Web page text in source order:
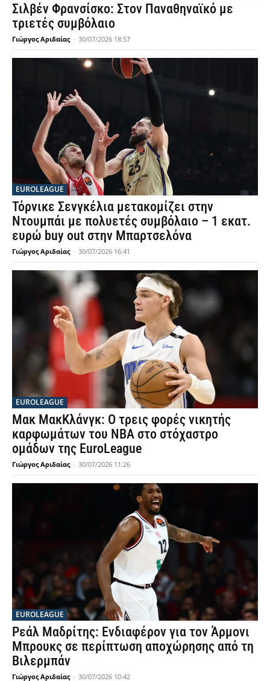
Σιλβέν Φρανσίσκο: Στον Παναθηναϊκό με
τριετές συμβόλαιο
Γιώργος Αριδαίας - 30/07/2026 18:57
EUROLEAGUE
Τόρνικε Σενγκέλια μετακομίζει στην
Ντουμπάι με πολυετές συμβόλαιο – 1 εκατ.
ευρώ buy out στην Μπαρτσελόνα
Γιώργος Αριδαίας - 30/07/2026 16:41
EUROLEAGUE
Μακ ΜακΚλάνγκ: Ο τρεις φορές νικητής
καρφωμάτων του ΝΒΑ στο στόχαστρο
ομάδων της EuroLeague
Γιώργος Αριδαίας - 30/07/2026 11:26
EUROLEAGUE
Ρεάλ Μαδρίτης: Ενδιαφέρον για τον Άρμονι
Μπρουκς σε περίπτωση αποχώρησης από τη
Βιλερμπάν
Γιώργος Αριδαίας - 30/07/2026 10:42